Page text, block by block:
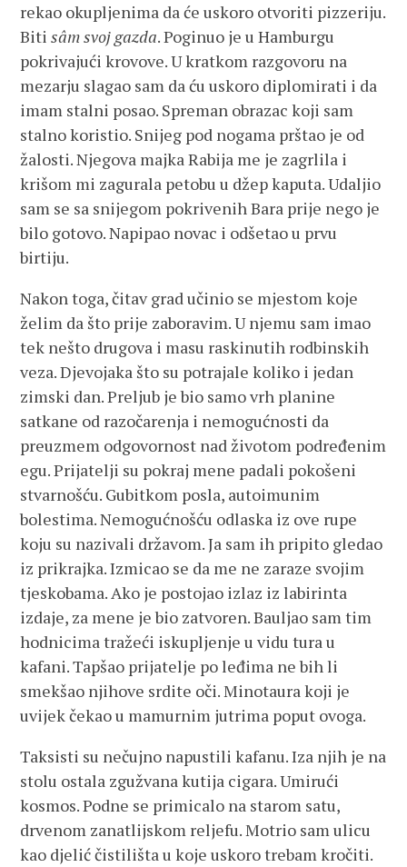
rekao okupljenima da će uskoro otvoriti pizzeriju.
Bitisâm svoj gazda. Poginuo je u Hamburgu
pokrivajući krovove. U kratkom razgovoru na
mezarju slagao sam da ću uskoro diplomirati i da
imam stalni posao. Spreman obrazac koji sam
stalno koristio. Snijeg pod nogama prštao je od
žalosti. Njegova majka Rabija me je zagrlila i
krišom mi zagurala petobu u džep kaputa. Udaljio
sam se sa snijegom pokrivenih Bara prije nego je
bilo gotovo. Napipao novac i odšetao u prvu
birtiju.
Nakon toga, čitav grad učinio se mjestom koje
želim da što prije zaboravim. U njemu sam imao
tek nešto drugova i masu raskinutih rodbinskih
veza. Djevojaka što su potrajale koliko i jedan
zimski dan. Preljub je bio samo vrh planine
satkane od razočarenja i nemogućnosti da
preuzmem odgovornost nad životom podređenim
egu. Prijatelji su pokraj mene padali pokošeni
stvarnošću. Gubitkom posla, autoimunim
bolestima. Nemogućnošću odlaska iz ove rupe
koju su nazivali državom. Ja sam ih pripito gledao
iz prikrajka. Izmicao se da me ne zaraze svojim
tjeskobama. Ako je postojao izlaz iz labirinta
izdaje, za mene je bio zatvoren. Bauljao sam tim
hodnicima tražeći iskupljenje u vidu tura u
kafani. Tapšao prijatelje po leđima ne bih li
smekšao njihove srdite oči. Minotaura koji je
uvijek čekao u mamurnim jutrima poput ovoga.
Taksisti su nečujno napustili kafanu. Iza njih je na
stolu ostala zgužvana kutija cigara. Umirući
kosmos. Podne se primicalo na starom satu,
drvenom zanatlijskom reljefu. Motrio sam ulicu
kao djelić čistilišta u koje uskoro trebam kročiti.